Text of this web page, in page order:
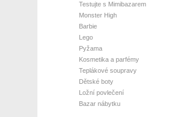
Testujte s Mimibazarem
Monster High
Barbie
Lego
Pyžama
Kosmetika a parfémy
Teplákové soupravy
Dětské boty
Ložní povlečení
Bazar nábytku